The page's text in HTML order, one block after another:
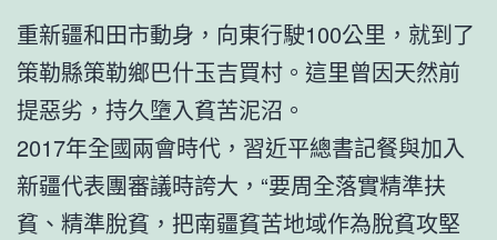
重新疆和田市動身，向東行駛100公里，就到了
策勒縣策勒鄉巴什玉吉買村。這里曾因天然前
提惡劣，持久墮入貧苦泥沼。
2017年全國兩會時代，習近平總書記餐與加入
新疆代表團審議時誇大，“要周全落實精準扶
貧、精準脫貧，把南疆貧苦地域作為脫貧攻堅